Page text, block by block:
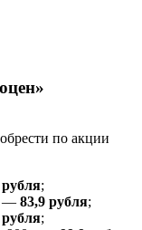
по акции
рубля;
— 83,9 рубля;
рубля;